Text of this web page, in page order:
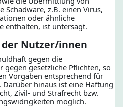
z.B. einen Virus,
oder ähnliche
enthalten, ist untersagt.
Nutzer/innen
gegen die
gesetzliche Pflichten, so
Vorgaben entsprechend für
Darüber hinaus ist eine Haftung
Zivil- und Strafrecht bzw.
möglich.